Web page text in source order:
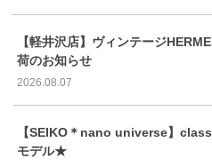
【軽井沢店】ヴィンテージ
荷のお知らせ
2026.08.07
【SEIKO＊nano universe】
モデル★